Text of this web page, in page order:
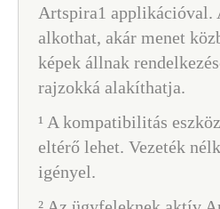
Artspira1 applikációval.
alkothat, akár menet
képek állnak
rajzokká alakíthatja.
¹ A kompatibilitás
eltérő lehet. Vezeték
igényel.